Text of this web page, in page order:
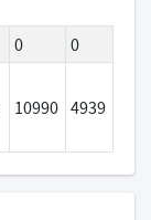
0 0
10990 4939